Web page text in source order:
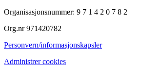
Organisasjonsnummer: 9 7 1 4 2 0 7 8 2
Org.nr 971420782
Personvern/informasjonskapsler
Administrer cookies